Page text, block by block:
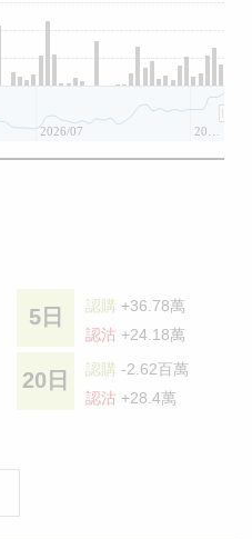
2026/07
5日 認購 +36.78萬
認沽 +24.18萬
20日 認購 -2.62百萬
認沽 +28.4萬